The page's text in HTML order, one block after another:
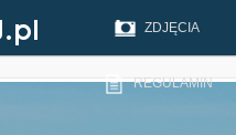
ZDJĘCIA
REGULAMIN